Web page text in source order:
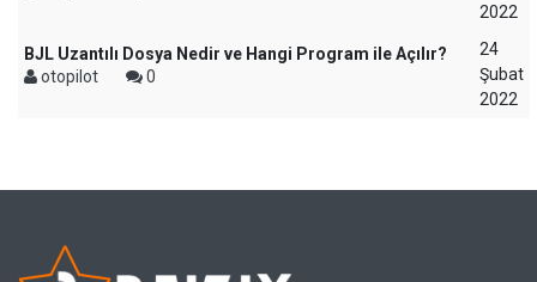
2022
BJL Uzantılı Dosya Nedir ve Hangi Program ile Açılır?
otopilot
0
24
Şubat
2022